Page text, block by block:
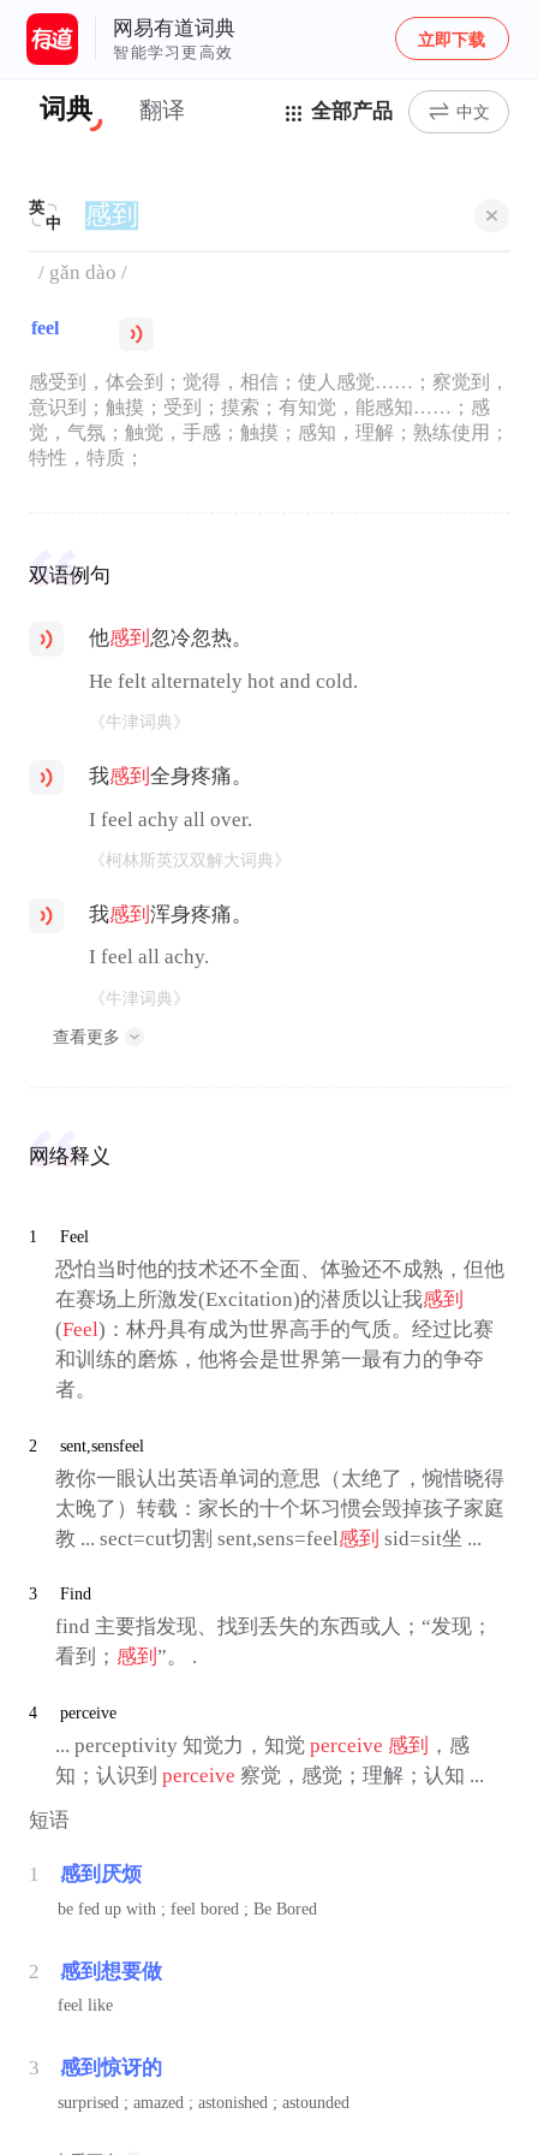
网易有道词典
智能学习更高效
立即下载
词典 翻译 全部产品 中文
英
中
/ gǎn dào /
feel
感受到，体会到；觉得，相信；使人感觉……；察觉到，
意识到；触摸；受到；摸索；有知觉，能感知……；感
觉，气氛；触觉，手感；触摸；感知，理解；熟练使用；
特性，特质；
双语例句
他感到忽冷忽热。
He felt alternately hot and cold.
《牛津词典》
我感到全身疼痛。
I feel achy all over.
《柯林斯英汉双解大词典》
我感到浑身疼痛。
I feel all achy.
《牛津词典》
查看更多
网络释义
1 Feel
恐怕当时他的技术还不全面、体验还不成熟，但他
在赛场上所激发(Excitation)的潜质以让我感到
(Feel)：林丹具有成为世界高手的气质。经过比赛
和训练的磨炼，他将会是世界第一最有力的争夺
者。
2 sent,sensfeel
教你一眼认出英语单词的意思（太绝了，惋惜晓得
太晚了）转载：家长的十个坏习惯会毁掉孩子家庭
教 ... sect=cut切割 sent,sens=feel感到 sid=sit坐 ...
3 Find
find 主要指发现、找到丢失的东西或人；“发现；
看到； 感到 ”。 .
4 perceive
... perceptivity 知觉力，知觉 perceive 感到 ，感
知；认识到 perceive 察觉，感觉；理解；认知 ...
短语
1 感到厌烦
be fed up with ; feel bored ; Be Bored
2 感到想要做
feel like
3 感到惊讶的
surprised ; amazed ; astonished ; astounded